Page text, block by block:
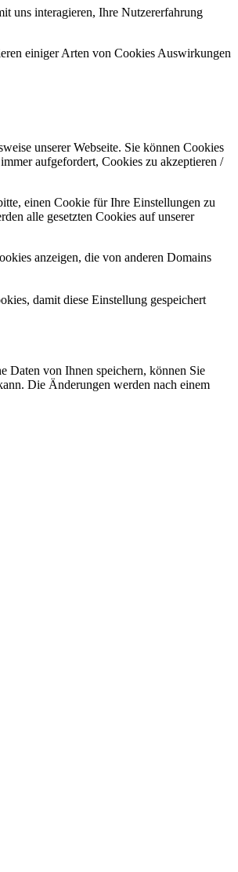
uns interagieren, Ihre Nutzererfahrung
einiger Arten von Cookies Auswirkungen
unserer Webseite. Sie können Cookies
aufgefordert, Cookies zu akzeptieren /
einen Cookie für Ihre Einstellungen zu
alle gesetzten Cookies auf unserer
anzeigen, die von anderen Domains
damit diese Einstellung gespeichert
Daten von Ihnen speichern, können Sie
Die Änderungen werden nach einem